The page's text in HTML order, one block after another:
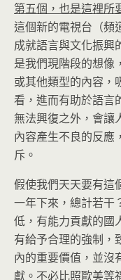
第五個，也是這裡所
這個新的電視台（頻
成就語言與文化振興
是我們現階段的想像
或其他類型的內容，
看，進而有助於語言
無法興復之外，會讓
內容產生不良的反應
斥。
假使我們天天要有這
一年下來，總計若干
低，有能力貢獻的國
有給予合理的強制，
內的重要價值，並沒
獻。不必比照歐美等